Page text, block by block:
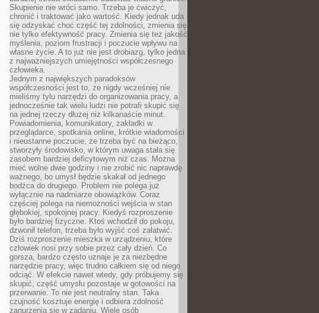
Skupienie nie wróci samo. Trzeba je ćwiczyć,
chronić i traktować jako wartość. Kiedy jednak uda
się odzyskać choć część tej zdolności, zmienia się
nie tylko efektywność pracy. Zmienia się też jakość
myślenia, poziom frustracji i poczucie wpływu na
własne życie. A to już nie jest drobiazg, tylko jedna
z najważniejszych umiejętności współczesnego
człowieka.
Jednym z największych paradoksów
współczesności jest to, że nigdy wcześniej nie
mieliśmy tylu narzędzi do organizowania pracy, a
jednocześnie tak wielu ludzi nie potrafi skupić się
na jednej rzeczy dłużej niż kilkanaście minut.
Powiadomienia, komunikatory, zakładki w
przeglądarce, spotkania online, krótkie wiadomości
i nieustanne poczucie, że trzeba być na bieżąco,
stworzyły środowisko, w którym uwaga stała się
zasobem bardziej deficytowym niż czas. Można
mieć wolne dwie godziny i nie zrobić nic naprawdę
ważnego, bo umysł będzie skakał od jednego
bodźca do drugiego. Problem nie polega już
wyłącznie na nadmiarze obowiązków. Coraz
częściej polega na niemożności wejścia w stan
głębokiej, spokojnej pracy. Kiedyś rozproszenie
było bardziej fizyczne. Ktoś wchodził do pokoju,
dzwonił telefon, trzeba było wyjść coś załatwić.
Dziś rozproszenie mieszka w urządzeniu, które
człowiek nosi przy sobie przez cały dzień. Co
gorsza, bardzo często uznaje je za niezbędne
narzędzie pracy, więc trudno całkiem się od niego
odciąć. W efekcie nawet wtedy, gdy próbujemy się
skupić, część umysłu pozostaje w gotowości na
przerwanie. To nie jest neutralny stan. Taka
czujność kosztuje energię i odbiera zdolność
zanurzenia się w zadaniu. Wiele osób